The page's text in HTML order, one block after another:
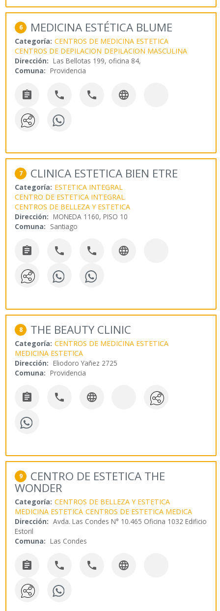
6 MEDICINA ESTÉTICA BLUME
Categoría: CENTROS DE MEDICINA ESTETICA
CENTROS DE DEPILACION DEPILACION MASCULINA
Dirección: Las Bellotas 199, oficina 84,
Comuna: Providencia
   
7 CLINICA ESTETICA BIEN ETRE
Categoría: ESTETICA INTEGRAL
CENTRO DE ESTETICA INTEGRAL
CENTROS DE BELLEZA Y ESTETICA
Dirección: MONEDA 1160, PISO 10
Comuna: Santiago
   
8 THE BEAUTY CLINIC
Categoría: CENTROS DE MEDICINA ESTETICA
MEDICINA ESTETICA
Dirección: Eliodoro Yañez 2725
Comuna: Providencia
  
9 CENTRO DE ESTETICA THE
WONDER
Categoría: CENTROS DE BELLEZA Y ESTETICA
MEDICINA ESTETICA CENTROS DE ESTETICA MEDICA
Dirección: Avda. Las Condes N° 10.465 Oficina 1032 Edificio
Estoril
Comuna: Las Condes
   